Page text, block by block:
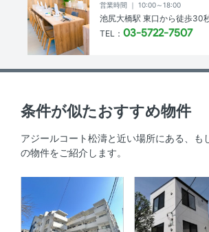
その他
インターネット無料
駐輪場
敷金 ／ 保証金 164,000円 ／ -円
償却 -円
営業時間 ｜ 10:00～18:00
池尻大橋駅 東口から徒歩30
TEL： 03-5722-7507
条件が似たおすすめ物件
アジールコート松濤と近い場所にある、も
の物件をご紹介します。